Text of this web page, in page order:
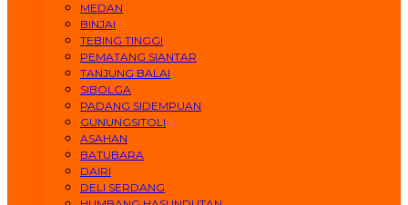
MEDAN
BINJAI
TEBING TINGGI
PEMATANG SIANTAR
TANJUNG BALAI
SIBOLGA
PADANG SIDEMPUAN
GUNUNGSITOLI
ASAHAN
BATUBARA
DAIRI
DELI SERDANG